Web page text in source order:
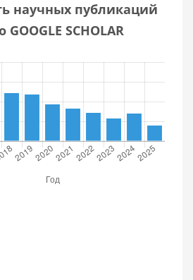
научных публикаций
GOOGLE SCHOLAR